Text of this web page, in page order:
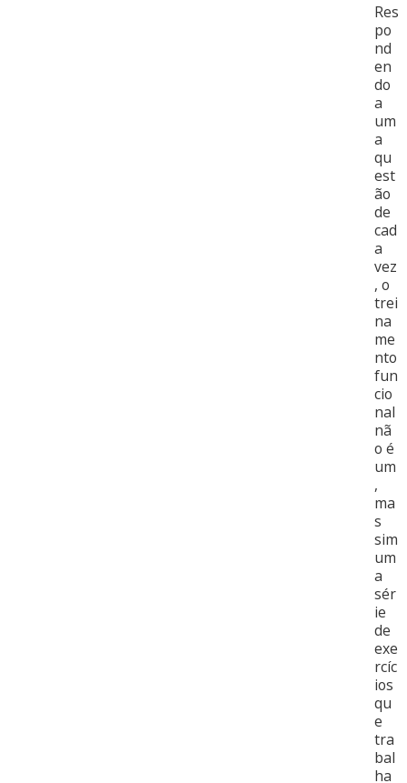
Res
po
nd
en
do
a
um
a
qu
est
ão
de
cad
a
vez
, o
trei
na
me
nto
fun
cio
nal
nã
o é
um
,
ma
s
sim
um
a
sér
ie
de
exe
rcíc
ios
qu
e
tra
bal
ha